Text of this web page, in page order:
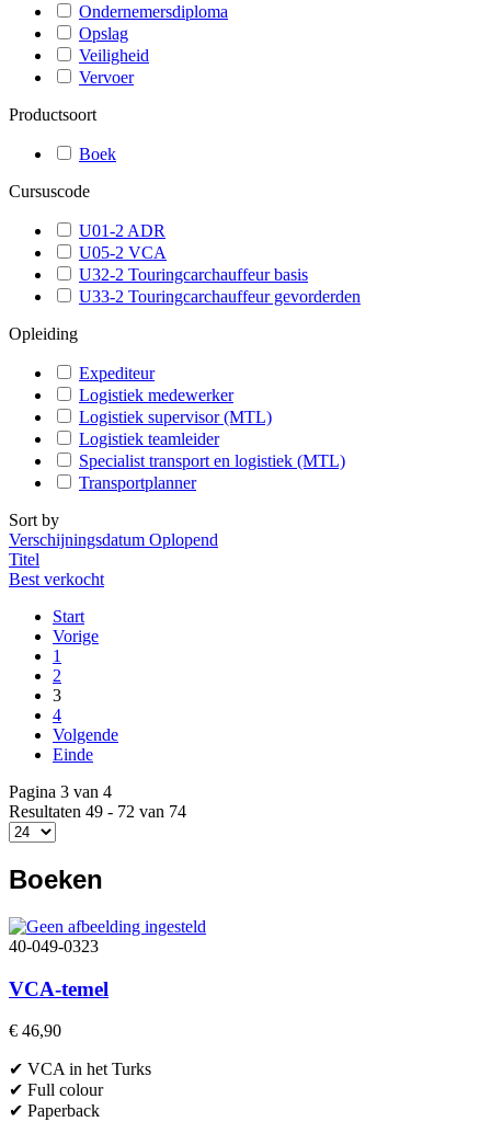
Ondernemersdiploma
Opslag
Veiligheid
Vervoer
Productsoort
Boek
Cursuscode
U01-2 ADR
U05-2 VCA
U32-2 Touringcarchauffeur basis
U33-2 Touringcarchauffeur gevorderden
Opleiding
Expediteur
Logistiek medewerker
Logistiek supervisor (MTL)
Logistiek teamleider
Specialist transport en logistiek (MTL)
Transportplanner
Sort by
Verschijningsdatum Oplopend
Titel
Best verkocht
Start
Vorige
1
2
3
4
Volgende
Einde
Pagina 3 van 4
Resultaten 49 - 72 van 74
Boeken
40-049-0323
VCA-temel
€ 46,90
✔ VCA in het Turks
✔ Full colour
✔ Paperback